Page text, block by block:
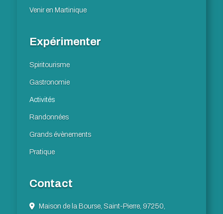
Venir en Martinique
Expérimenter
Spiritourisme
Gastronomie
Activités
Randonnées
Grands évènements
Pratique
Contact
Maison de la Bourse, Saint-Pierre, 97250,